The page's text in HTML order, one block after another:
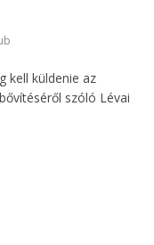
kell küldenie az
szóló Lévai